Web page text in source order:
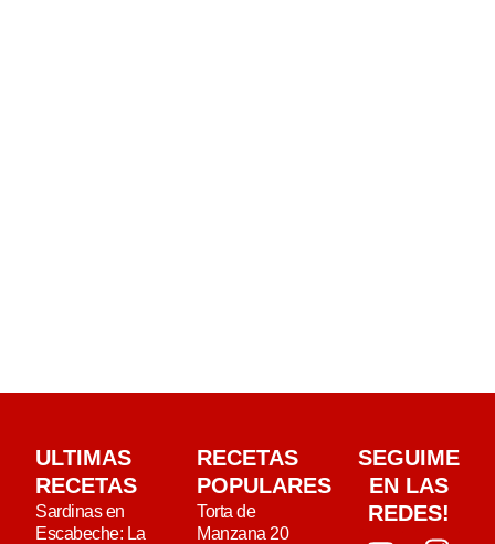
ULTIMAS
RECETAS
Sardinas en
Escabeche: La
RECETAS
POPULARES
Torta de
Manzana 20
SEGUIME
EN LAS
REDES!